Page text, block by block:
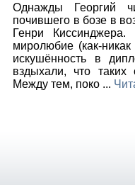
Однажды Георгий
почившего в бозе в
Генри Киссинджера.
миролюбие (как-
искушённость в
вздыхали, что
Между тем, поко ...